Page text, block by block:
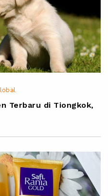
Terbaru di Tiongkok,